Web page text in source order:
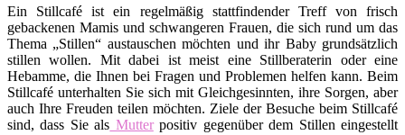
Ein Stillcafé ist ein regelmäßig stattfindender Treff von frisch
gebackenen Mamis und schwangeren Frauen, die sich rund um das
Thema „Stillen“ austauschen möchten und ihr Baby grundsätzlich
stillen wollen. Mit dabei ist meist eine Stillberaterin oder eine
Hebamme, die Ihnen bei Fragen und Problemen helfen kann. Beim
Stillcafé unterhalten Sie sich mit Gleichgesinnten, ihre Sorgen, aber
auch Ihre Freuden teilen möchten. Ziele der Besuche beim Stillcafé
sind, dass Sie als Mutterpositiv gegenüber dem Stillen eingestellt